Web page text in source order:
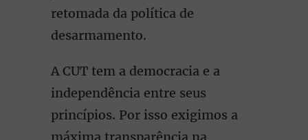
retomada da política de
desarmamento.
A CUT tem a democracia e a
independência entre seus
princípios. Por isso exigimos a